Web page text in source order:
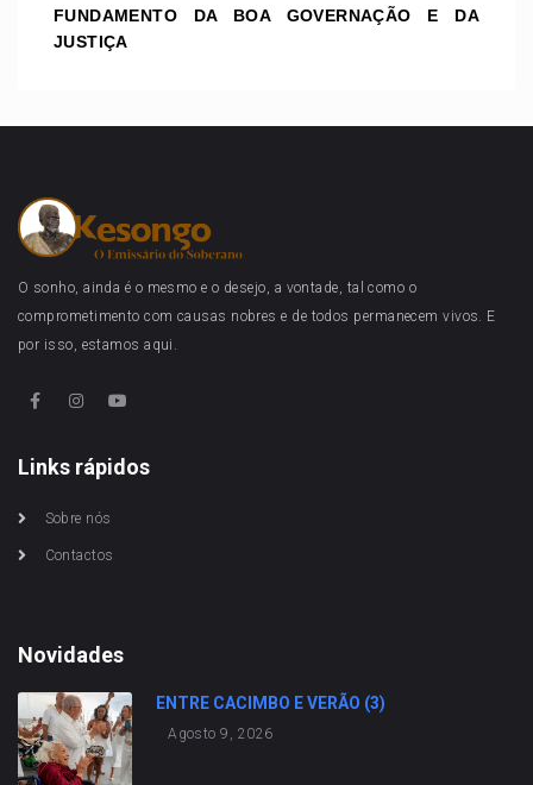
FUNDAMENTO DA BOA GOVERNAÇÃO E DA
JUSTIÇA
O sonho, ainda é o mesmo e o desejo, a vontade, tal como o
comprometimento com causas nobres e de todos permanecem vivos. E
por isso, estamos aqui.
Links rápidos
Sobre nós
Contactos
Novidades
ENTRE CACIMBO E VERÃO (3)
Agosto 9, 2026